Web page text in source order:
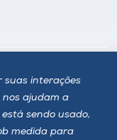
suas interações
nos ajudam a
sendo usado,
medida para